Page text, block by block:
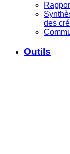
des
Outils